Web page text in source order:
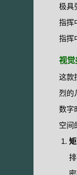
极具
指挥
指挥
视觉
这款
烈的
数字
空间